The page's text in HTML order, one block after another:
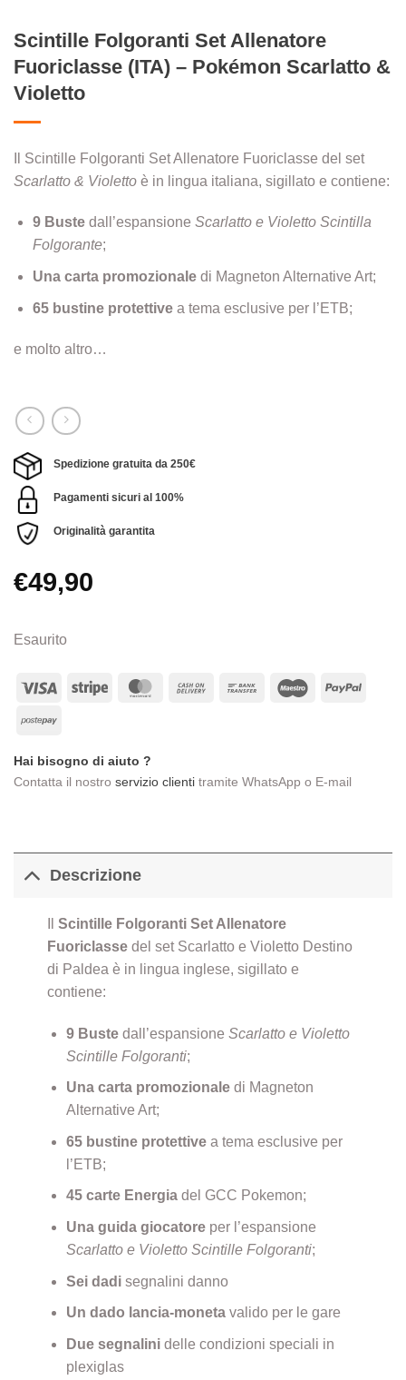
Scintille Folgoranti Set Allenatore
Fuoriclasse (ITA) – Pokémon Scarlatto &
Violetto
Il Scintille Folgoranti Set Allenatore Fuoriclasse del set
Scarlatto & Violetto è in lingua italiana, sigillato e contiene:
9 Bustedall’espansione Scarlatto e Violetto Scintilla
Folgorante;
Una carta promozionaledi Magneton Alternative Art;
65 bustine protettivea tema esclusive per l’ETB;
e molto altro…
Spedizione gratuita da 250€
Pagamenti sicuri al 100%
Originalità garantita
€49,90
Esaurito
Visa Stripe MasterCard
Cash
Bank
Maestro
Postepay
Hai bisogno di aiuto ?
Contatta il nostro servizio clienti tramite WhatsApp o E-mail
Descrizione
Scintille FolgorantiSet Allenatore
Fuoriclassedel set Scarlatto e Violetto Destino
di Paldea è in lingua inglese, sigillato e
contiene:
9 Bustedall’espansione Scarlatto e Violetto
Scintille Folgoranti;
Una carta promozionaledi Magneton
Alternative Art;
65 bustine protettivea tema esclusive per
l’ETB;
45 carte Energiadel GCC Pokemon;
Una guida giocatoreper l’espansione
Scarlatto e Violetto Scintille Folgoranti;
Sei dadisegnalini danno
Un dado lancia-monetavalido per le gare
Due segnalinidelle condizioni speciali in
plexiglas